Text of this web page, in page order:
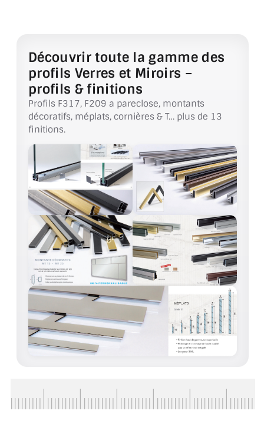
(STROMBINOSCOPE)
ACCESSOIRES EN PROMOTIONS
EXEMPLES, RÉALISATIONS, INSPIRATIONS
NUANCIER RAL
COMMENT COUPER DU VERRE ?
CONSEILS / AIDE
A PROPOS DE LA LIVRAISON
COMPTE PRO
MON PANIER
PLAN DU SITE
DÉCONNEXION
NOUS TROUVER - BUC 78
Découvrir toute la gamme des
profils Verres et Miroirs –
profils & finitions
Profils F317, F209 a pareclose, montants
décoratifs, méplats, cornières & T… plus de 13
finitions.